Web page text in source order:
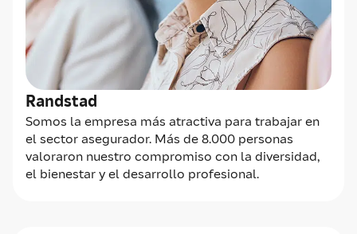
Randstad
Somos la empresa más atractiva para trabajar en
el sector asegurador. Más de 8.000 personas
valoraron nuestro compromiso con la diversidad,
el bienestar y el desarrollo profesional.